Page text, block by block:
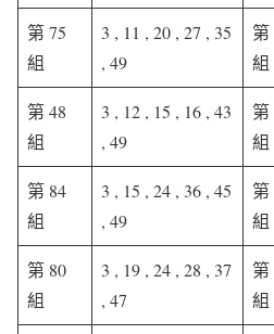
第 75
組
3 , 11 , 20 , 27 , 35
, 49
第
組
第 48
組
3 , 12 , 15 , 16 , 43
, 49
第
組
第 84
組
3 , 15 , 24 , 36 , 45
, 49
第
組
第 80
組
3 , 19 , 24 , 28 , 37
, 47
第
組